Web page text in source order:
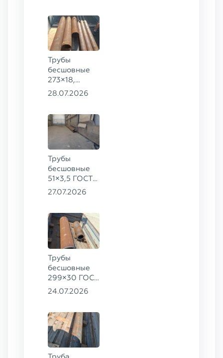
Трубы
бесшовные
273×18,
168×12 ГОСТ
28.07.2026
Трубы
бесшовные
51×3,5 ГОСТ
8732-78, ст.
27.07.2026
Трубы
бесшовные
299×30 ГОСТ
8732-78, ст.
78, ст.
30ХГСА
24.07.2026